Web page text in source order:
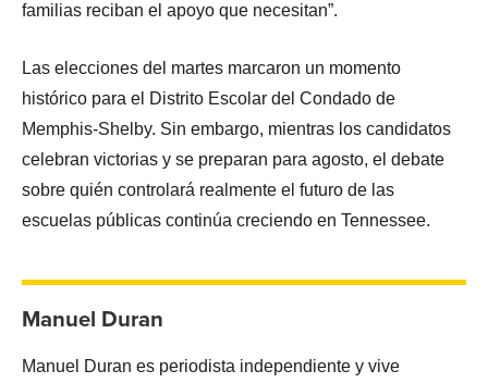
familias reciban el apoyo que necesitan”.
Las elecciones del martes marcaron un momento
histórico para el Distrito Escolar del Condado de
Memphis-Shelby. Sin embargo, mientras los candidatos
celebran victorias y se preparan para agosto, el debate
sobre quién controlará realmente el futuro de las
escuelas públicas continúa creciendo en Tennessee.
Manuel Duran
Manuel Duran es periodista independiente y vive